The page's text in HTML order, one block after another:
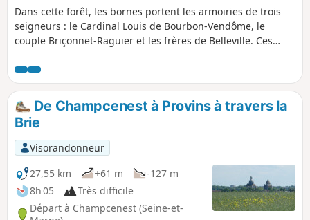
Dans cette forêt, les bornes portent les armoiries de trois
seigneurs : le Cardinal Louis de Bourbon-Vendôme, le
couple Briçonnet-Raguier et les frères de Belleville. Ces
suite de contestations sur les limites respectives des uns et
des autres.
De Champcenest à Provins à travers la
Brie
Visorandonneur
27,55 km
+61 m
-127 m
8h 05
Très difficile
Départ à Champcenest (Seine-et-